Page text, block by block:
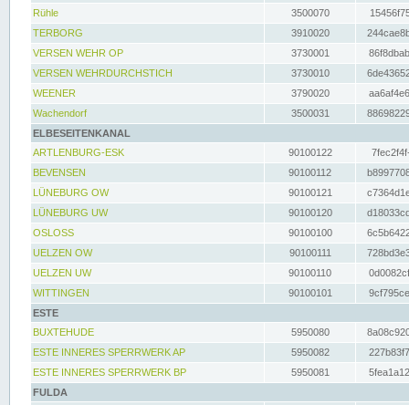
Rühle
3500070
TERBORG
3910020
VERSEN WEHR OP
3730001
VERSEN WEHRDURCHSTICH
3730010
WEENER
3790020
Wachendorf
3500031
ELBESEITENKANAL
ARTLENBURG-ESK
90100122
BEVENSEN
90100112
LÜNEBURG OW
90100121
LÜNEBURG UW
90100120
OSLOSS
90100100
UELZEN OW
90100111
UELZEN UW
90100110
WITTINGEN
90100101
ESTE
BUXTEHUDE
5950080
ESTE INNERES SPERRWERK AP
5950082
ESTE INNERES SPERRWERK BP
5950081
FULDA